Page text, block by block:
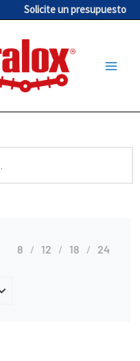
Solicite un presupuesto
8 12 18 24